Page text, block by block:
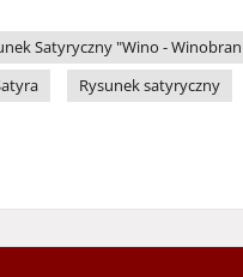
Satyryczny "Wino -
Rysunek satyryczny